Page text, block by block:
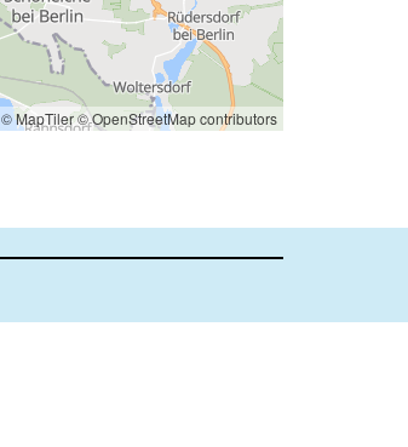
© MapTiler© OpenStreetMap contributors